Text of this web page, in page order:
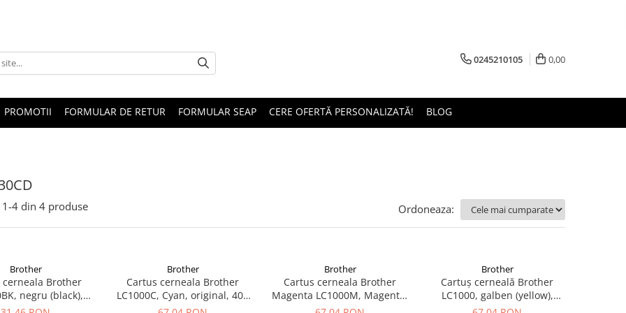
0245210105 0,00
PROMOTII FORMULAR DE RETUR FORMULAR SEAP CERE OFERTĂ PERSONALIZATĂ! BLOG
1-4 din 4 produse Ordoneaza:
Brother
cerneala Brother
negru (black),
500 pagini
Brother
Cartus cerneala Brother
LC1000C, Cyan, original, 400
pagini
Brother
Cartus cerneala Brother
Magenta LC1000M, Magenta,
original, 400 pagini
Brother
Cartuș cerneală Brother
LC1000, galben (yellow),
original, 400 pagini